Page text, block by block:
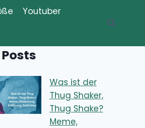
Youtuber
Was ist der
Thug Shaker,
Thug Shake?
Meme,